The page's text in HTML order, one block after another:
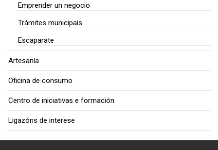
Emprender un negocio
Trámites municipais
Escaparate
Artesanía
Oficina de consumo
Centro de iniciativas e formación
Ligazóns de interese